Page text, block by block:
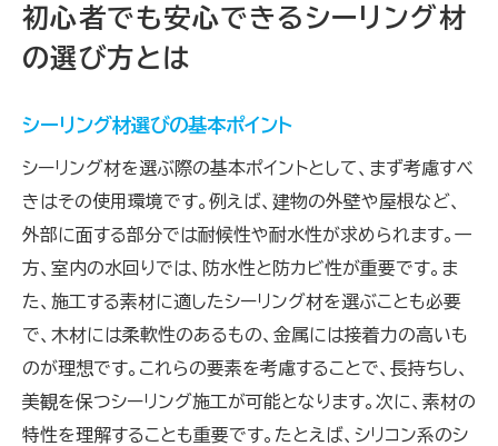
初心者でも安心できるシーリング材
の選び方とは
シーリング材選びの基本ポイント
シーリング材を選ぶ際の基本ポイントとして、まず考慮すべ
きはその使用環境です。例えば、建物の外壁や屋根など、
外部に面する部分では耐候性や耐水性が求められます。一
方、室内の水回りでは、防水性と防カビ性が重要です。ま
た、施工する素材に適したシーリング材を選ぶことも必要
で、木材には柔軟性のあるもの、金属には接着力の高いも
のが理想です。これらの要素を考慮することで、長持ちし、
美観を保つシーリング施工が可能となります。次に、素材の
特性を理解することも重要です。たとえば、シリコン系のシ